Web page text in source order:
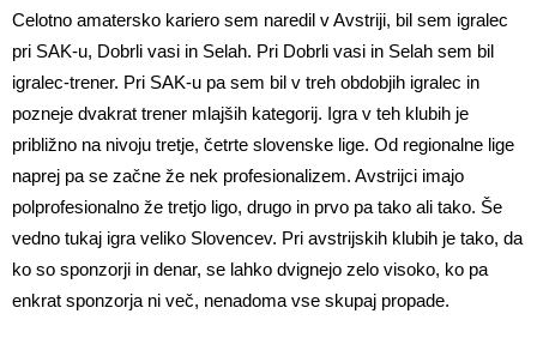
Celotno amatersko kariero sem naredil v Avstriji, bil sem igralec
pri SAK-u, Dobrli vasi in Selah. Pri Dobrli vasi in Selah sem bil
igralec-trener. Pri SAK-u pa sem bil v treh obdobjih igralec in
pozneje dvakrat trener mlajših kategorij. Igra v teh klubih je
približno na nivoju tretje, četrte slovenske lige. Od regionalne lige
naprej pa se začne že nek profesionalizem. Avstrijci imajo
polprofesionalno že tretjo ligo, drugo in prvo pa tako ali tako. Še
vedno tukaj igra veliko Slovencev. Pri avstrijskih klubih je tako, da
ko so sponzorji in denar, se lahko dvignejo zelo visoko, ko pa
enkrat sponzorja ni več, nenadoma vse skupaj propade.